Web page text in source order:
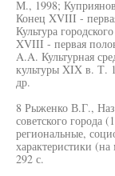
М., 1998;
Конец XVIII -
Культура
XVIII - первая
A.A. Культурная
культуры XIX в. Т.
др.
8 Рыженко В.Г.,
советского города
региональные,
характеристики
292 с.